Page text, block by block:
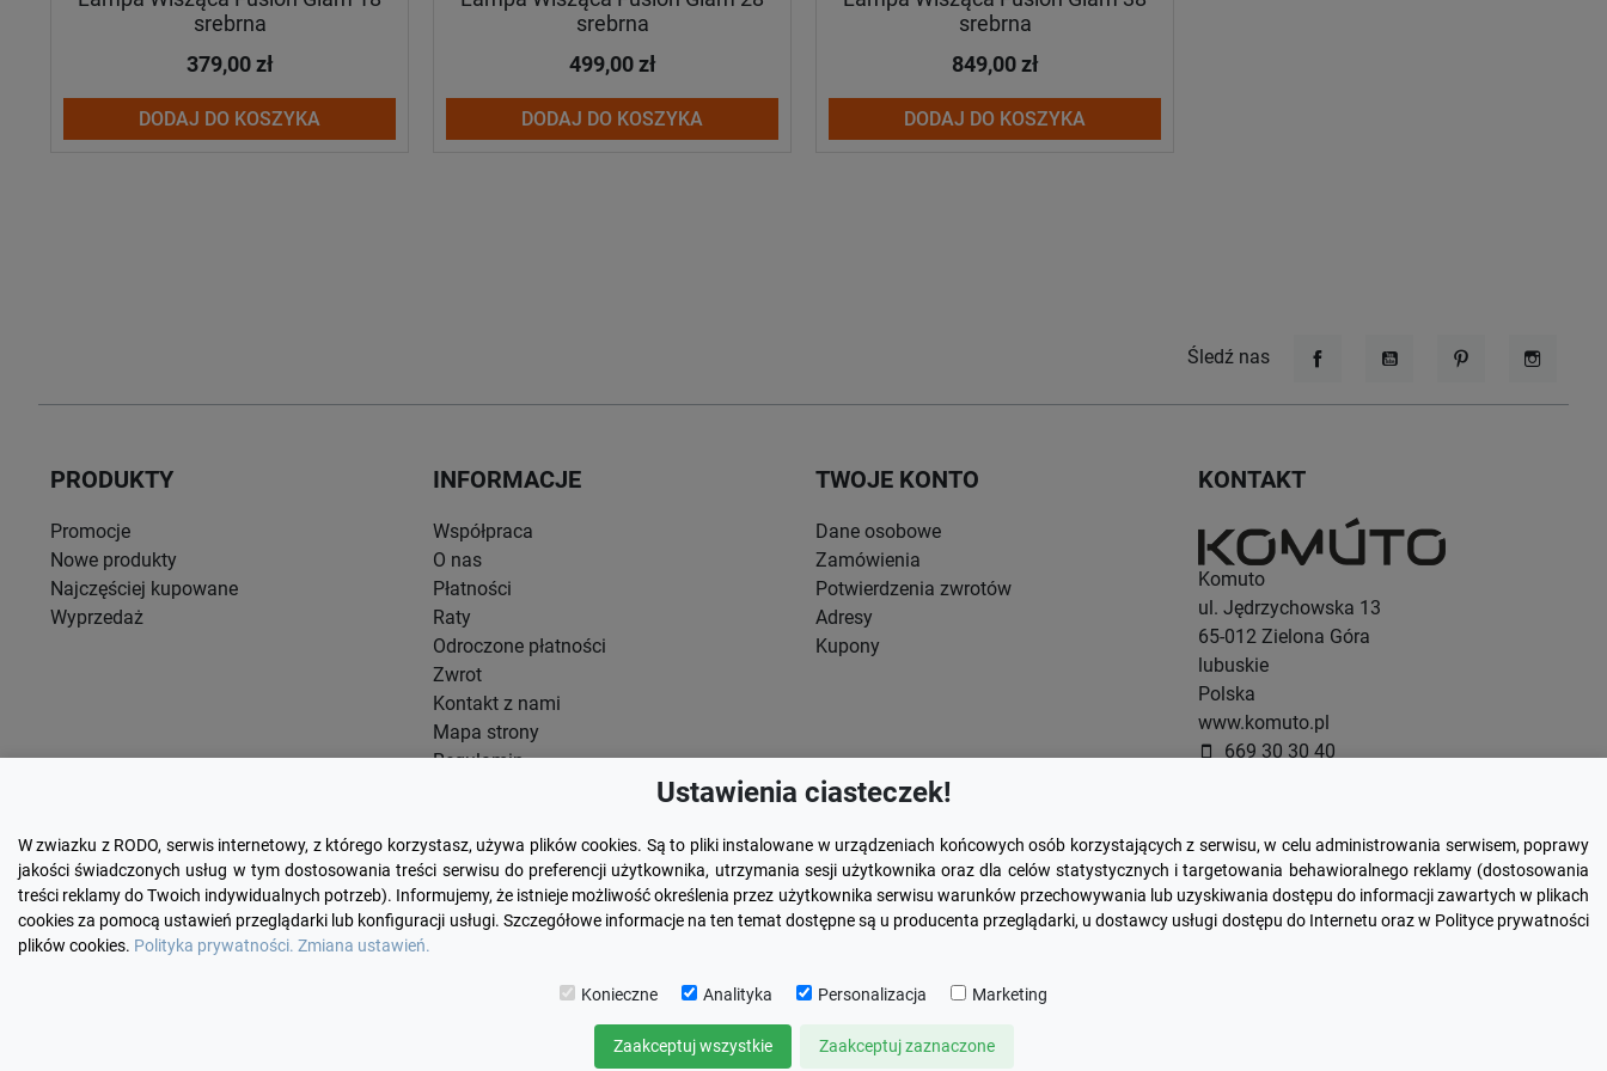
srebrna
379,00 zł
DODAJ DO KOSZYKA
srebrna
499,00 zł
DODAJ DO KOSZYKA
srebrna
849,00 zł
DODAJ DO KOSZYKA
Śledź nas
Ustawienia ciasteczek!
W zwiazku z RODO, serwis internetowy, z którego korzystasz, używa plików cookies. Są to pliki instalowane w urządzeniach końcowych osób korzystających z serwisu, w celu administrowania serwisem, poprawy
jakości świadczonych usług w tym dostosowania treści serwisu do preferencji użytkownika, utrzymania sesji użytkownika oraz dla celów statystycznych i targetowania behawioralnego reklamy (dostosowania
treści reklamy do Twoich indywidualnych potrzeb). Informujemy, że istnieje możliwość określenia przez użytkownika serwisu warunków przechowywania lub uzyskiwania dostępu do informacji zawartych w plikach
cookies za pomocą ustawień przeglądarki lub konfiguracji usługi. Szczegółowe informacje na ten temat dostępne są u producenta przeglądarki, u dostawcy usługi dostępu do Internetu oraz w Polityce prywatności
plików cookies. Polityka prywatności. Zmiana ustawień.
Konieczne Analityka Personalizacja Marketing
Zaakceptuj wszystkie Zaakceptuj zaznaczone
PRODUKTY
Promocje
Nowe produkty
Najczęściej kupowane
Wyprzedaż
INFORMACJE
Współpraca
O nas
Płatności
Raty
Odroczone płatności
Zwrot
Kontakt z nami
Mapa strony
Regulamin
TWOJE KONTO
Dane osobowe
Zamówienia
Potwierdzenia zwrotów
Adresy
Kupony
KONTAKT
Komuto
ul. Jędrzychowska 13
65-012 Zielona Góra
lubuskie
Polska
www.komuto.pl
smartphone 669 30 30 40
email sklep@komuto.pl
NIP: 788 173 94 98